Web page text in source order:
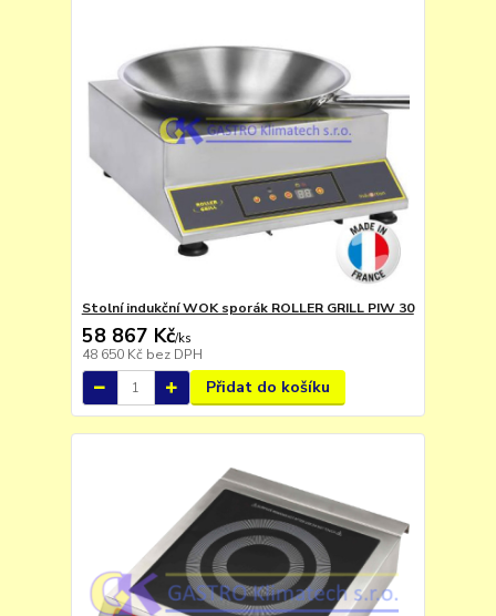
Stolní indukční WOK sporák ROLLER GRILL PIW 30
58 867 Kč/ks
48 650 Kč bez DPH
Přidat do košíku